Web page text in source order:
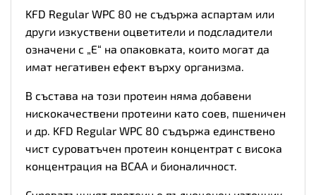
KFD Regular WPC 80 не съдържа аспартам или
други изкуствени оцветители и подсладители
означени с „Е“ на опаковката, които могат да
имат негативен ефект върху организма.
В състава на този протеин няма добавени
нискокачествени протеини като соев, пшеничен
и др. KFD Regular WPC 80 съдържа единствено
чист суроватъчен протеин концентрат с висока
концентрация на BCAA и бионаличност.